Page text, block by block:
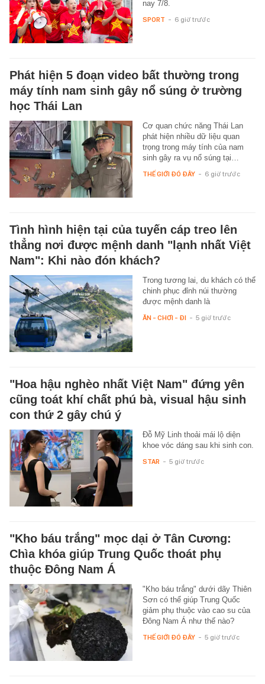
nay 7/8.
SPORT - 6 giờ trước
Phát hiện 5 đoạn video bất thường trong
máy tính nam sinh gây nổ súng ở trường
học Thái Lan
Cơ quan chức năng Thái Lan
phát hiện nhiều dữ liệu quan
trọng trong máy tính của nam
sinh gây ra vụ nổ súng tại…
THẾ GIỚI ĐÓ ĐÂY - 6 giờ trước
Tình hình hiện tại của tuyến cáp treo lên
thẳng nơi được mệnh danh "lạnh nhất Việt
Nam": Khi nào đón khách?
Trong tương lai, du khách có thể
chinh phục đỉnh núi thường
được mệnh danh là
ĂN - CHƠI - ĐI - 5 giờ trước
"Hoa hậu nghèo nhất Việt Nam" đứng yên
cũng toát khí chất phú bà, visual hậu sinh
con thứ 2 gây chú ý
Đỗ Mỹ Linh thoải mái lộ diện
khoe vóc dáng sau khi sinh con.
STAR - 5 giờ trước
"Kho báu trắng" mọc dại ở Tân Cương:
Chìa khóa giúp Trung Quốc thoát phụ
thuộc Đông Nam Á
"Kho báu trắng" dưới dãy Thiên
Sơn có thể giúp Trung Quốc
giảm phụ thuộc vào cao su của
Đông Nam Á như thế nào?
THẾ GIỚI ĐÓ ĐÂY - 5 giờ trước